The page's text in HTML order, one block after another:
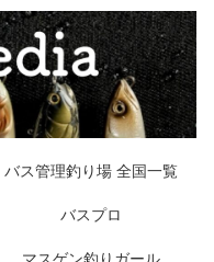
バス管理釣り場 全国一覧
バスプロ